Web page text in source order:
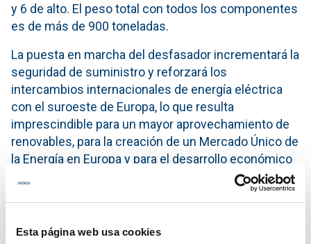
Esta página web usa cookies
y 6 de alto. El peso total con todos los componentes
es de más de 900 toneladas.
La puesta en marcha del desfasador incrementará la
seguridad de suministro y reforzará los
intercambios internacionales de energía eléctrica
con el suroeste de Europa, lo que resulta
imprescindible para un mayor aprovechamiento de
renovables, para la creación de un Mercado Único de
la Energía en Europa y para el desarrollo económico
de España, tal y como señaló el presidente de Red
y Agenda Digital del Senado.